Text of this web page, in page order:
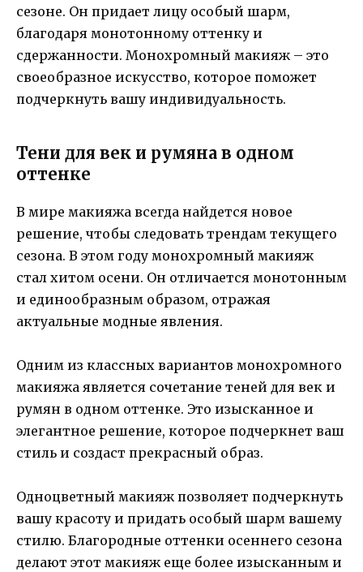
сезоне. Он придает лицу особый шарм,
благодаря монотонному оттенку и
сдержанности. Монохромный макияж – это
своеобразное искусство, которое поможет
подчеркнуть вашу индивидуальность.
Тени для век и румяна в одном
оттенке
В мире макияжа всегда найдется новое
решение, чтобы следовать трендам текущего
сезона. В этом году монохромный макияж
стал хитом осени. Он отличается монотонным
и единообразным образом, отражая
актуальные модные явления.
Одним из классных вариантов монохромного
макияжа является сочетание теней для век и
румян в одном оттенке. Это изысканное и
элегантное решение, которое подчеркнет ваш
стиль и создаст прекрасный образ.
Одноцветный макияж позволяет подчеркнуть
вашу красоту и придать особый шарм вашему
стилю. Благородные оттенки осеннего сезона
делают этот макияж еще более изысканным и